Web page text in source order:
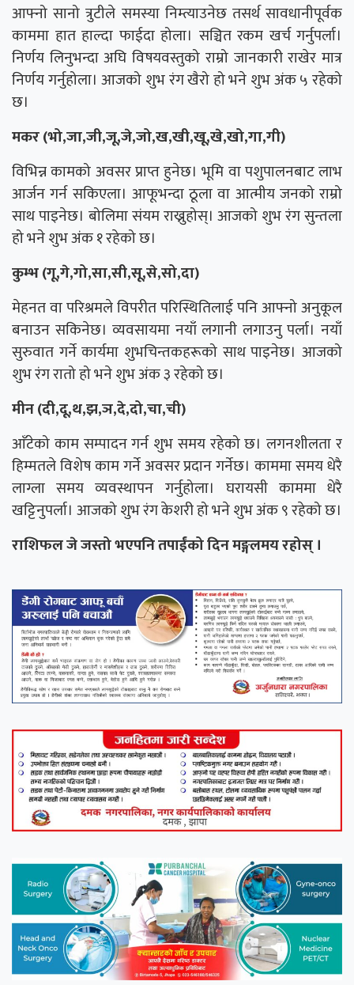
आफ्नो सानो त्रुटीले समस्या निम्त्याउनेछ तसर्थ सावधानीपूर्वक
काममा हात हाल्दा फाईदा होला। सञ्चित रकम खर्च गर्नुपर्ला।
निर्णय लिनुभन्दा अघि विषयवस्तुको राम्रो जानकारी राखेर मात्र
निर्णय गर्नुहोला। आजको शुभ रंग खैरो हो भने शुभ अंक ५ रहेको
छ।
मकर (भो,जा,जी,जू,जे,जो,ख,खी,खू,खे,खो,गा,गी)
विभिन्न कामको अवसर प्राप्त हुनेछ। भूमि वा पशुपालनबाट लाभ
आर्जन गर्न सकिएला। आफूभन्दा ठूला वा आत्मीय जनको राम्रो
साथ पाइनेछ। बोलिमा संयम राख्नुहोस्। आजको शुभ रंग सुन्तला
हो भने शुभ अंक १ रहेको छ।
कुम्भ (गू,गे,गो,सा,सी,सू,से,सो,दा)
मेहनत वा परिश्रमले विपरीत परिस्थितिलाई पनि आफ्नो अनुकूल
बनाउन सकिनेछ। व्यवसायमा नयाँ लगानी लगाउनु पर्ला। नयाँ
सुरुवात गर्ने कार्यमा शुभचिन्तकहरूको साथ पाइनेछ। आजको
शुभ रंग रातो हो भने शुभ अंक ३ रहेको छ।
मीन (दी,दू,थ,झ,ञ,दे,दो,चा,ची)
आँटेको काम सम्पादन गर्न शुभ समय रहेको छ। लगनशीलता र
हिम्मतले विशेष काम गर्ने अवसर प्रदान गर्नेछ। काममा समय धेरै
लाग्ला समय व्यवस्थापन गर्नुहोला। घरायसी काममा धेरै
खट्टिनुपर्ला। आजको शुभ रंग केशरी हो भने शुभ अंक ९ रहेको छ।
राशिफल जे जस्तो भएपनि तपाईंको दिन मङ्गलमय रहोस् ।